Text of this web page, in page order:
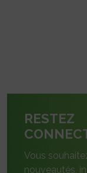
RESTEZ
Vous
nouveautés,